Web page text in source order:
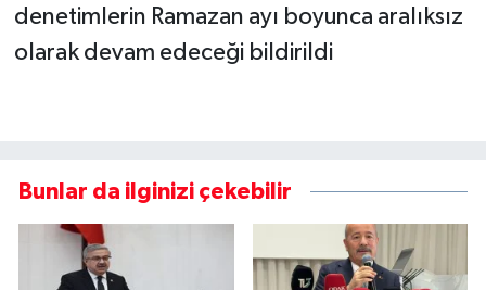
denetimlerin Ramazan ayı boyunca aralıksız
olarak devam edeceği bildirildi
Bunlar da ilginizi çekebilir